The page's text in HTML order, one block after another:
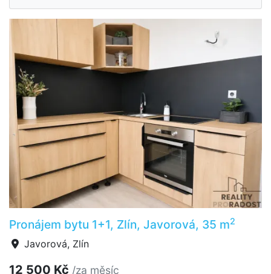
Pronájem bytu 1+1, Zlín, Javorová, 35 m2
Javorová, Zlín
12 500 Kč /za měsíc